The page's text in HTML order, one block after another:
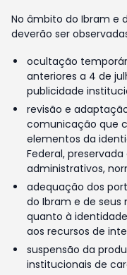
No âmbito do Ibram e
deverão ser
ocultação
anteriores a 4 de
publicidade
revisão e
comunicação que
elementos da
Federal,
administrativos,
adequação dos
do Ibram e de seus
quanto à
aos recursos de
suspensão da
institucionais de